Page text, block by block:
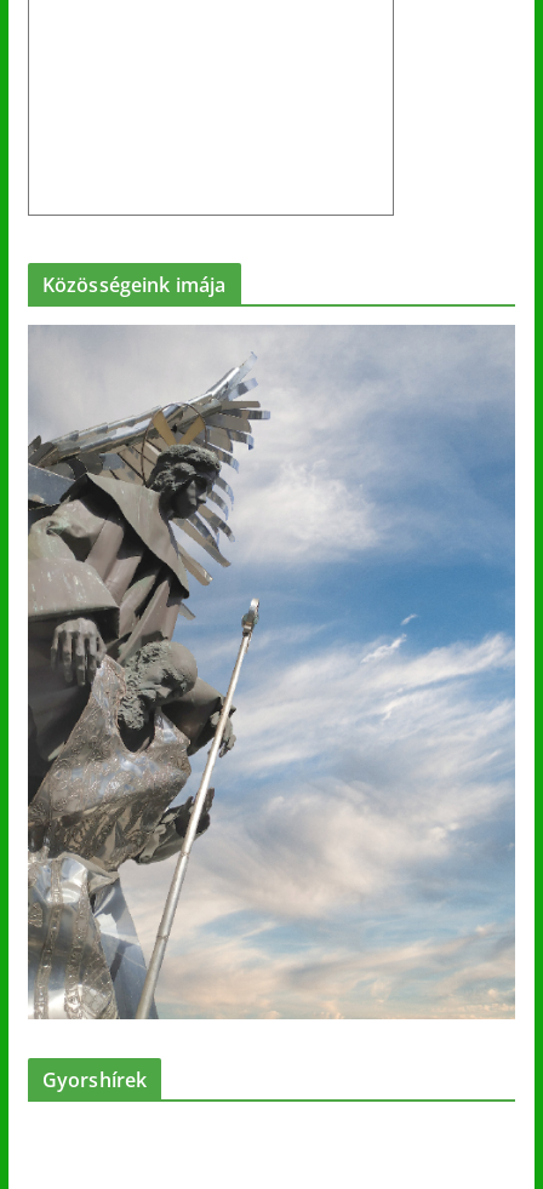
Közösségeink imája
Gyorshírek